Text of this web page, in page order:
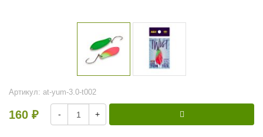
Артикул: at-yum-3.0-t002
160 ₽ - +